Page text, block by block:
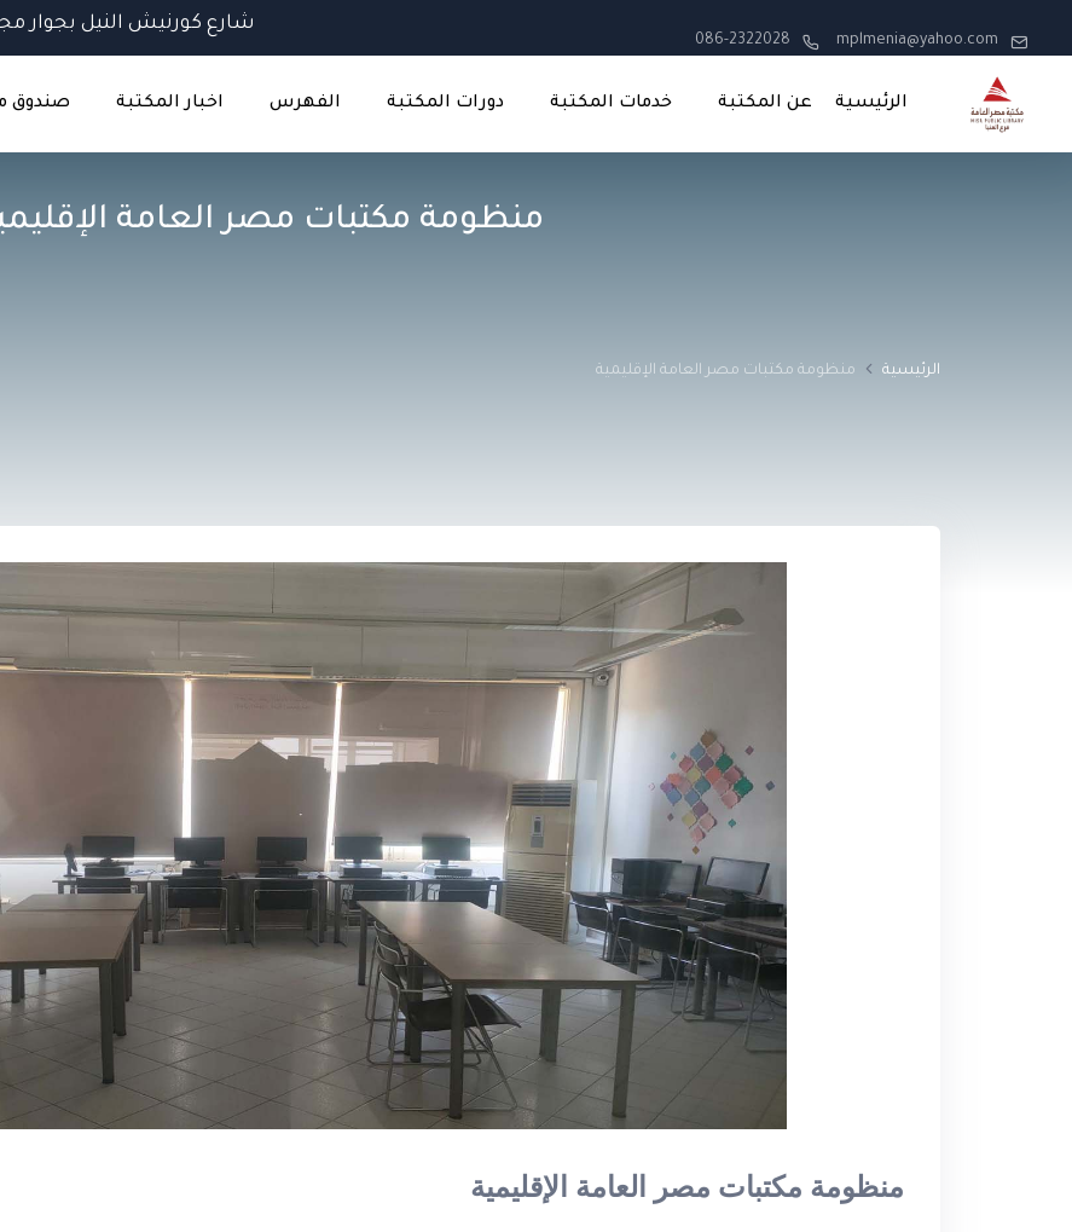
mplmenia@yahoo.com
086-2322028
شارع كورنيش النيل بجوار
الرئيسية عن المكتبة خدمات المكتبة دورات المكتبة الفهرس اخبار المكتبة صندوق
منظومة مكتبات مصر العامة
الرئيسية منظومة مكتبات مصر العامة الإقليمية
منظومة مكتبات مصر العامة الإقليمية